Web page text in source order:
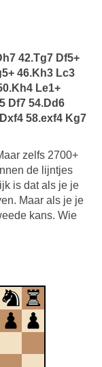
42.Tg7 Df5+
46.Kh3 Lc3
Le1+
Df7 54.Dd6
58.exf4 Kg7
zelfs 2700+
de lijntjes
is dat als je je
Maar als je je
kans. Wie